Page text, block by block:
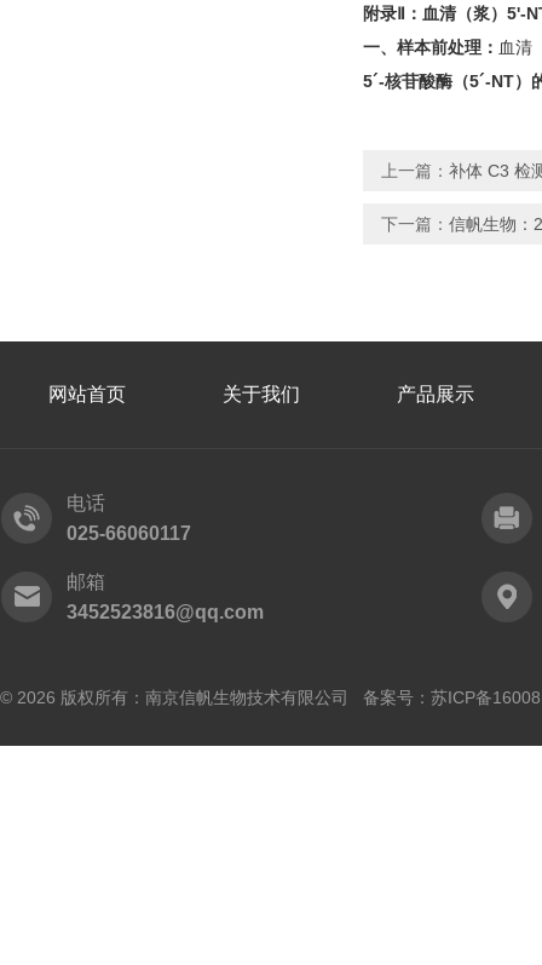
附录Ⅱ：血清（浆） 5'-
一、样本前处理： 血清
5´-核苷酸酶（5´-NT）
上一篇： 补体 C3 检
下一篇： 信帆生物：
网站首页 关于我们 产品展示
电话
025-66060117
邮箱
3452523816@qq.com
© 2026 版权所有：南京信帆生物技术有限公司 备案号： 苏ICP备